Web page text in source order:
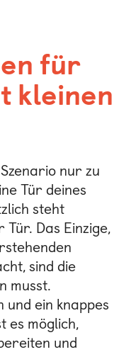
für
kleinen
nur zu
Tür deines
steht
Das Einzige,
sind die
musst.
und ein knappes
es möglich,
und